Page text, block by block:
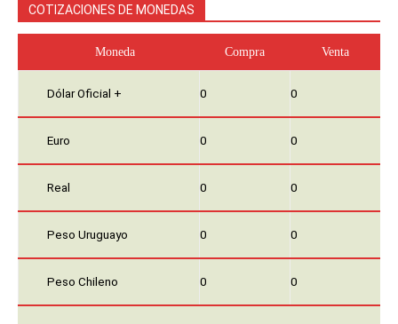
COTIZACIONES DE MONEDAS
Moneda Compra Venta
Dólar Oficial + 0 0
Euro 0 0
Real 0 0
Peso Uruguayo 0 0
Peso Chileno 0 0